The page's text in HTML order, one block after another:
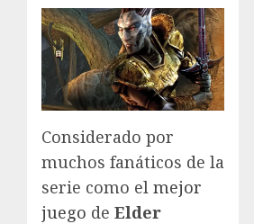
Considerado por
muchos fanáticos de la
serie como el mejor
juego de Elder